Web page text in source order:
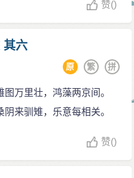
赞()
其六
拼
繁
原
万里壮，鸿藻两京间。
来驯雉，乐意每相关。
赞()